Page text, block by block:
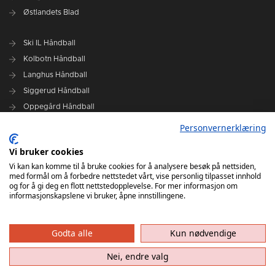
Østlandets Blad
Ski IL Håndball
Kolbotn Håndball
Langhus Håndball
Siggerud Håndball
Oppegård Håndball
Grafisk design Follo HK - Tor Solstad
Follo Media - Tor Solstad - Geir Thomas Fossum - Erik Manshaus-
Hanne Roald
Personvernerklæring
Vi bruker cookies
Vi kan kan komme til å bruke cookies for å analysere besøk på nettsiden,
med formål om å forbedre nettstedet vårt, vise personlig tilpasset innhold
og for å gi deg en flott nettstedopplevelse. For mer informasjon om
informasjonskapslene vi bruker, åpne innstillingene.
Godta alle
Kun nødvendige
Nei, endre valg